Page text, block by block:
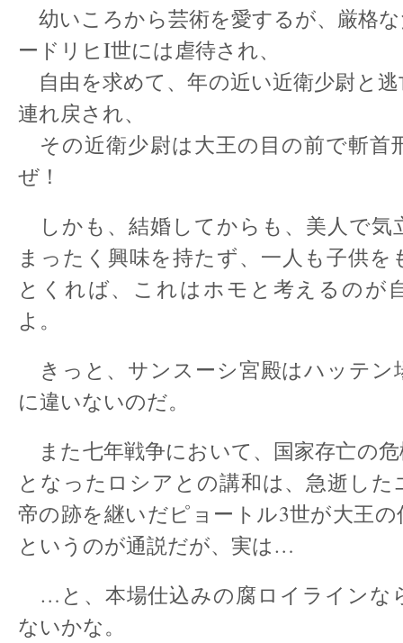
幼いころから芸術を愛するが、厳格
ードリヒI世には虐待され、
自由を求めて、年の近い近衛少尉と
連れ戻され、
その近衛少尉は大王の目の前で斬首
ぜ！
しかも、結婚してからも、美人で気
まったく興味を持たず、一人も子供
とくれば、これはホモと考えるのが
よ。
きっと、サンスーシ宮殿はハッテン
に違いないのだ。
また七年戦争において、国家存亡の
となったロシアとの講和は、急逝し
帝の跡を継いだピョートル3世が大王
というのが通説だが、実は…
…と、本場仕込みの腐ロイラインな
ないかな。